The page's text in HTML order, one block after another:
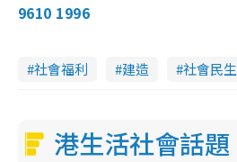
9610 1996
社會福利 建造 社會民生
港生活社會話題